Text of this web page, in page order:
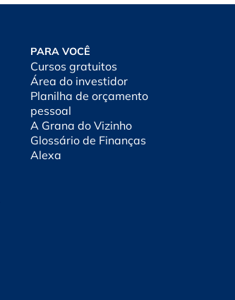
PARA VOCÊ
Cursos gratuitos
Área do investidor
Planilha de orçamento
pessoal
A Grana do Vizinho
Glossário de Finanças
Alexa